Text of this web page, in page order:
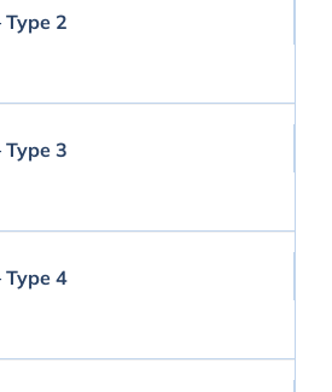
Type 2
Type 3
Type 4